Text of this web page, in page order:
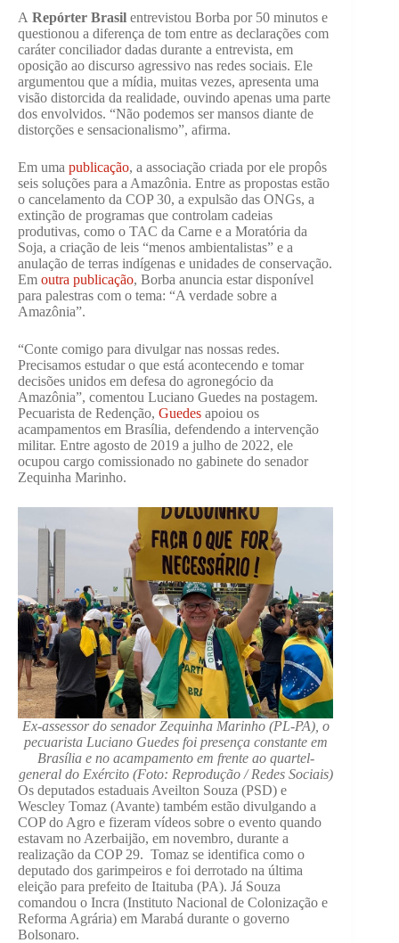
A Repórter Brasil entrevistou Borba por 50 minutos e
questionou a diferença de tom entre as declarações com
caráter conciliador dadas durante a entrevista, em
oposição ao discurso agressivo nas redes sociais. Ele
argumentou que a mídia, muitas vezes, apresenta uma
visão distorcida da realidade, ouvindo apenas uma parte
dos envolvidos. “Não podemos ser mansos diante de
distorções e sensacionalismo”, afirma.
Em uma publicação, a associação criada por ele propôs
seis soluções para a Amazônia. Entre as propostas estão
o cancelamento da COP 30, a expulsão das ONGs, a
extinção de programas que controlam cadeias
produtivas, como o TAC da Carne e a Moratória da
Soja, a criação de leis “menos ambientalistas” e a
anulação de terras indígenas e unidades de conservação.
Em outra publicação, Borba anuncia estar disponível
para palestras com o tema: “A verdade sobre a
Amazônia”.
“Conte comigo para divulgar nas nossas redes.
Precisamos estudar o que está acontecendo e tomar
decisões unidos em defesa do agronegócio da
Amazônia”, comentou Luciano Guedes na postagem.
Pecuarista de Redenção, Guedes apoiou os
acampamentos em Brasília, defendendo a intervenção
militar. Entre agosto de 2019 a julho de 2022, ele
ocupou cargo comissionado no gabinete do senador
Zequinha Marinho.
Ex-assessor do senador Zequinha Marinho (PL-PA), o
pecuarista Luciano Guedes foi presença constante em
Brasília e no acampamento em frente ao quartel-
general do Exército (Foto: Reprodução / Redes Sociais)
Os deputados estaduais Aveilton Souza (PSD) e
Wescley Tomaz (Avante) também estão divulgando a
COP do Agro e fizeram vídeos sobre o evento quando
estavam no Azerbaijão, em novembro, durante a
realização da COP 29. Tomaz se identifica como o
deputado dos garimpeiros e foi derrotado na última
eleição para prefeito de Itaituba (PA). Já Souza
comandou o Incra (Instituto Nacional de Colonização e
Reforma Agrária) em Marabá durante o governo
Bolsonaro.